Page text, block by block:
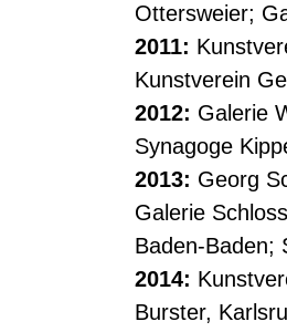
Ottersweier;
2011:
Kunstverein
2012: Galerie
Synagoge
2013: Georg
Galerie
Baden-Baden;
2014:
Burster,